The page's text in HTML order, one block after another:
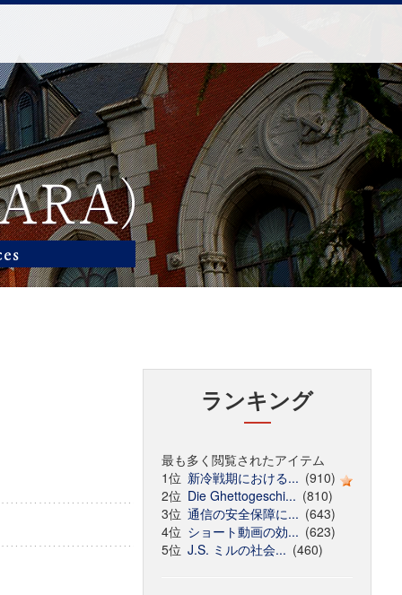
ランキング
最も多く閲覧されたアイテム
1位 新冷戦期における... (910)
2位 Die Ghettogeschi... (810)
3位 通信の安全保障に... (643)
4位 ショート動画の効... (623)
5位 J.S. ミルの社会... (460)